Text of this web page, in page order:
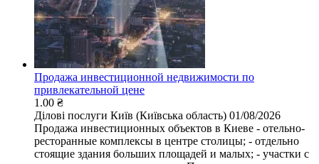
Продажа инвестиционной недвижимости по
привлекательной цене
1.00 ₴
Ділові послуги Київ (Київська область) 01/08/2026
Продажа инвестиционных объектов в Киеве - отельно-
ресторанные комплексы в центре столицы; - отдельно
стоящие здания больших площадей и малых; - участки с